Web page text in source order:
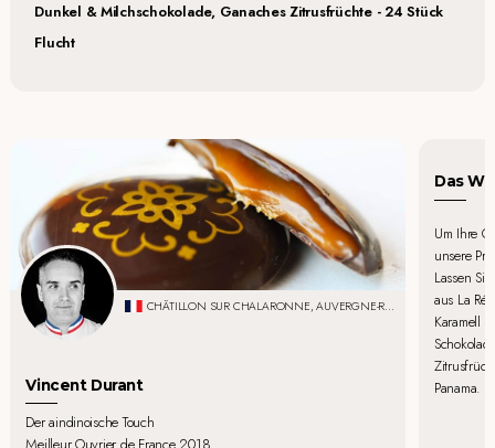
Dunkel & Milchschokolade, Ganaches Zitrusfrüchte - 24 Stück
Flucht
CHÂTILLON SUR CHALARONNE, AUVERGNE-RHÔNE-ALPES
Vincent Durant
Der aindinoische Touch
Das
Um Ihre
unsere
Lassen
aus La
Karamell
Panama.